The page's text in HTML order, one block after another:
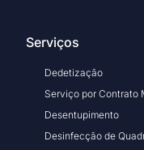
Serviços
Dedetização
Serviço por Contrato
Desentupimento
Desinfecção de